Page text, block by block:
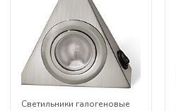
Светильники галогеновые